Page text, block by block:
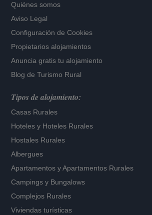
Quiénes somos
Aviso Legal
Configuración de Cookies
Propietarios alojamientos
Anuncia gratis tu alojamiento
Blog de Turismo Rural
Tipos de alojamiento:
Casas Rurales
Hoteles y Hoteles Rurales
Hostales Rurales
Albergues
Apartamentos yApartamentos Rurales
Campings y Bungalows
Complejos Rurales
Viviendas turísticas